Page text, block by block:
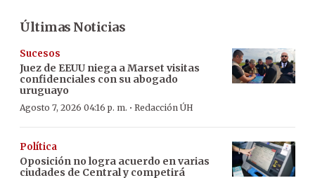
Últimas Noticias
Sucesos
Juez de EEUU niega a Marset visitas
confidenciales con su abogado
uruguayo
Agosto 7, 2026 04:16 p. m. · Redacción ÚH
Política
Oposición no logra acuerdo en varias
ciudades de Central y competirá